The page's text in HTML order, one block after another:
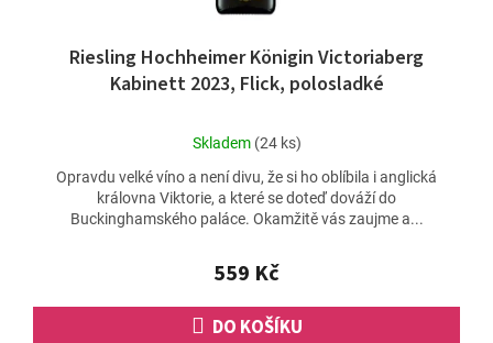
Riesling Hochheimer Königin Victoriaberg
Kabinett 2023, Flick, polosladké
Průměrné
produktu
je
4,9
5
hvězdiček.
Skladem (24 ks)
559 Kč
DO KOŠÍKU
Opravdu velké víno a není divu, že si ho oblíbila i anglická
královna Viktorie, a které se doteď dováží do
Buckinghamského paláce. Okamžitě vás zaujme a...